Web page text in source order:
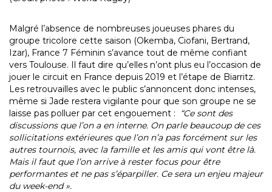
Malgré l’absence de nombreuses joueuses phares du
groupe tricolore cette saison (Okemba, Ciofani, Bertrand,
Izar), France 7 Féminin s’avance tout de même confiant
vers Toulouse. Il faut dire qu’elles n’ont plus eu l’occasion de
jouer le circuit en France depuis 2019 et l’étape de Biarritz.
Les retrouvailles avec le public s’annoncent donc intenses,
même si Jade restera vigilante pour que son groupe ne se
laisse pas polluer par cet engouement :
“Ce sont des
discussions que l’on a en interne. On parle beaucoup de ces
sollicitations extérieures que l’on n’a pas forcément sur les
autres tournois, avec la famille et les amis qui vont être là.
Mais il faut que l’on arrive à rester focus pour être
performantes et ne pas s’éparpiller. Ce sera un enjeu majeur
du week-end ».